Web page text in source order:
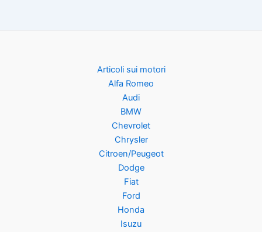
Articoli sui motori
Alfa Romeo
Audi
BMW
Chevrolet
Chrysler
Citroen/Peugeot
Dodge
Fiat
Ford
Honda
Isuzu